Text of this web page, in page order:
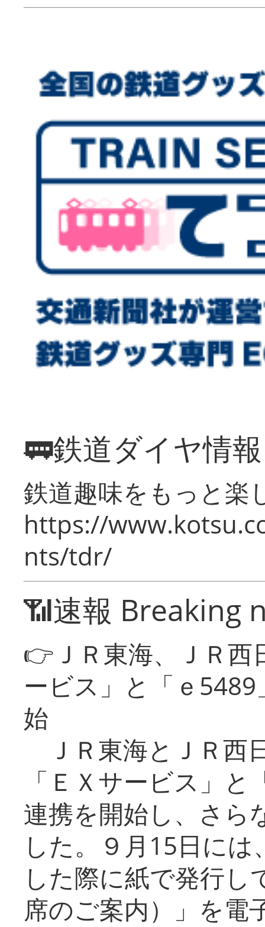
🚃鉄道ダイヤ情
鉄道趣味をもっと楽
https://
nts/tdr/
📶速報 Breaking
👉ＪＲ東海、ＪＲ
ービス」と「ｅ
始
ＪＲ東海とＪＲ西
「ＥＸサービス」
連携を開始し、さら
した。９月15日に
した際に紙で発行し
席のご案内）」を電